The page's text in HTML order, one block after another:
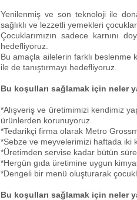
Yenilenmiş ve son teknoloji ile
sağlıklı ve lezzetli yemekleri
Çocuklarımızın sadece karnını
hedefliyoruz.
Bu amaçla ailelerin farklı beslenme
ile de tanıştırmayı hedefliyoruz.
Bu koşulları sağlamak için neler
*Alışveriş ve üretimimizi kendimiz
ürünlerden korunuyoruz.
*Tedarikçi firma olarak Metro
*Sebze ve meyvelerimizi haftada iki
*Üretimden servise kadar bütün
*Hergün gıda üretimine uygun
*Dengeli bir menü oluşturarak
Bu koşulları sağlamak için neler